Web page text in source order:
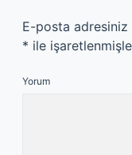
E-posta adresiniz
* ile
Yorum